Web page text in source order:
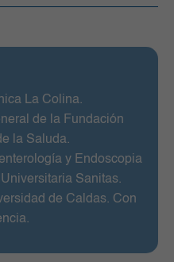
La Colina.
de la Fundación
la Saluda.
y Endoscopia
Sanitas.
de Caldas. Con